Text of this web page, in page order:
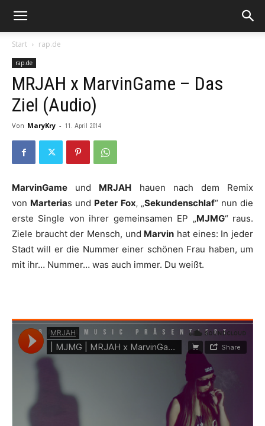
Start rap.de
rap.de
MRJAH x MarvinGame – Das
Ziel (Audio)
Von MaryKry - 11. April 2014
MarvinGame und MRJAH hauen nach dem Remix
von Marterias und Peter Fox‚ „Sekundenschlaf“ nun die
erste Single von ihrer gemeinsamen EP „MJMG“ raus.
Ziele braucht der Mensch, und Marvin hat eines: In jeder
Stadt will er die Nummer einer schönen Frau haben, um
mit ihr… Nummer… was auch immer. Du weißt.